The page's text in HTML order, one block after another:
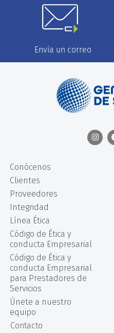
Envía un correo
Conócenos
Clientes
Proveedores
Integridad
Línea Ética
Código de Ética y
conducta Empresarial
Código de Ética y
conducta Empresarial
para Prestadores de
Servicios
Únete a nuestro
equipo
Contacto